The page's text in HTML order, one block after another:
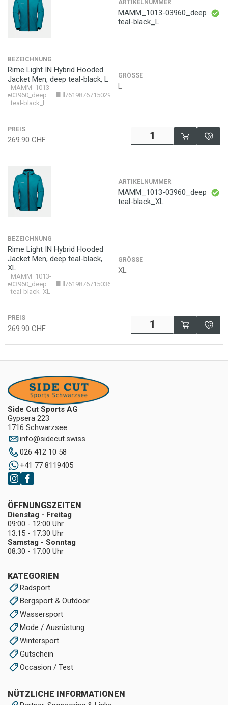
ARTIKELNUMMER
MAMM_1013-03960_deep
teal-black_L
BEZEICHNUNG
Rime Light IN Hybrid Hooded
Jacket Men, deep teal-black, L
MAMM_1013-
03960_deep
teal-black_L
7619876715029
GRÖSSE
L
PREIS
269.90 CHF
ARTIKELNUMMER
MAMM_1013-03960_deep
teal-black_XL
BEZEICHNUNG
Rime Light IN Hybrid Hooded
Jacket Men, deep teal-black,
XL
MAMM_1013-
03960_deep
teal-black_XL
7619876715036
GRÖSSE
XL
PREIS
269.90 CHF
Side Cut Sports AG
Gypsera 223
1716 Schwarzsee
info@sidecut.swiss
026 412 10 58
+41 77 8119405
KATEGORIEN
Radsport
Bergsport & Outdoor
Wassersport
Mode / Ausrüstung
Wintersport
Gutschein
Occasion / Test
NÜTZLICHE INFORMATIONEN
ÖFFNUNGSZEITEN
Dienstag - Freitag
09:00 - 12:00 Uhr
13:15 - 17:30 Uhr
Samstag - Sonntag
08:30 - 17:00 Uhr